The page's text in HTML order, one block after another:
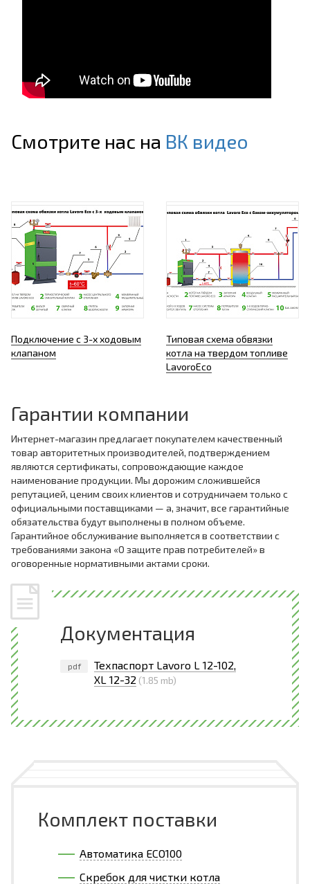
Смотрите нас на ВК видео
Подключение с 3-х ходовым
клапаном
Типовая схема обвязки
котла на твердом топливе
LavoroEco
Гарантии компании
Интернет-магазин предлагает покупателем качественный
товар авторитетных производителей, подтверждением
являются сертификаты, сопровождающие каждое
наименование продукции. Мы дорожим сложившейся
репутацией, ценим своих клиентов и сотрудничаем только с
официальными поставщиками — а, значит, все гарантийные
обязательства будут выполнены в полном объеме.
Гарантийное обслуживание выполняется в соответствии с
требованиями закона «О защите прав потребителей» в
оговоренные нормативными актами сроки.
Документация
pdf
Техпаспорт Lavoro L 12-102,
XL 12-32 (1.85 mb)
Комплект поставки
Автоматика ECO100
Скребок для чистки котла